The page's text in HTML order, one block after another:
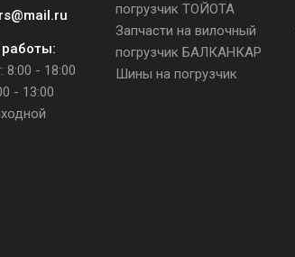
8:00 - 18:00
- 13:00
погрузчик ТОЙОТА
Запчасти на вилочный
погрузчик БАЛКАНКАР
Шины на погрузчик